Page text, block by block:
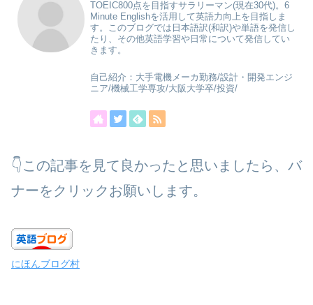
TOEIC800点を目指すサラリーマン(現在30代)。6
Minute Englishを活用して英語力向上を目指しま
す。このブログでは日本語訳(和訳)や単語を発信し
たり、その他英語学習や日常について発信してい
きます。
自己紹介：大手電機メーカ勤務/設計・開発エンジ
ニア/機械工学専攻/大阪大学卒/投資/
👇この記事を見て良かったと思いましたら、バ
ナーをクリックお願いします。
にほんブログ村